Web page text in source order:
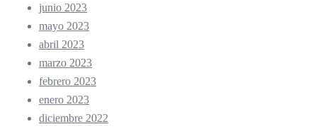
junio 2023
mayo 2023
abril 2023
marzo 2023
febrero 2023
enero 2023
diciembre 2022